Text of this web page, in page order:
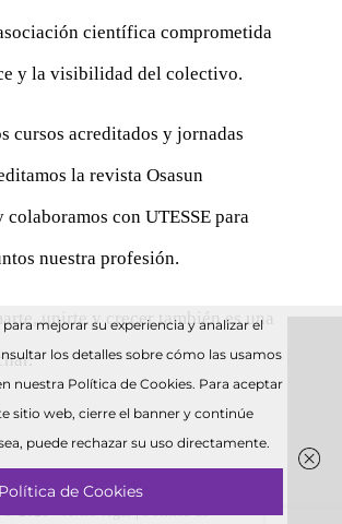
científica comprometida
y la visibilidad del colectivo.
cursos acreditados y jornadas
la revista Osasun
con UTESSE para
nuestra profesión.
unirte y crecer también es una
© 2026 •Aviso legal|Política de
mejorar su experiencia y analizar el
los detalles sobre cómo las usamos
nuestra Política de Cookies. Para aceptar
sitio web, cierre el banner y continúe
puede rechazar su uso directamente.
Política de Cookies